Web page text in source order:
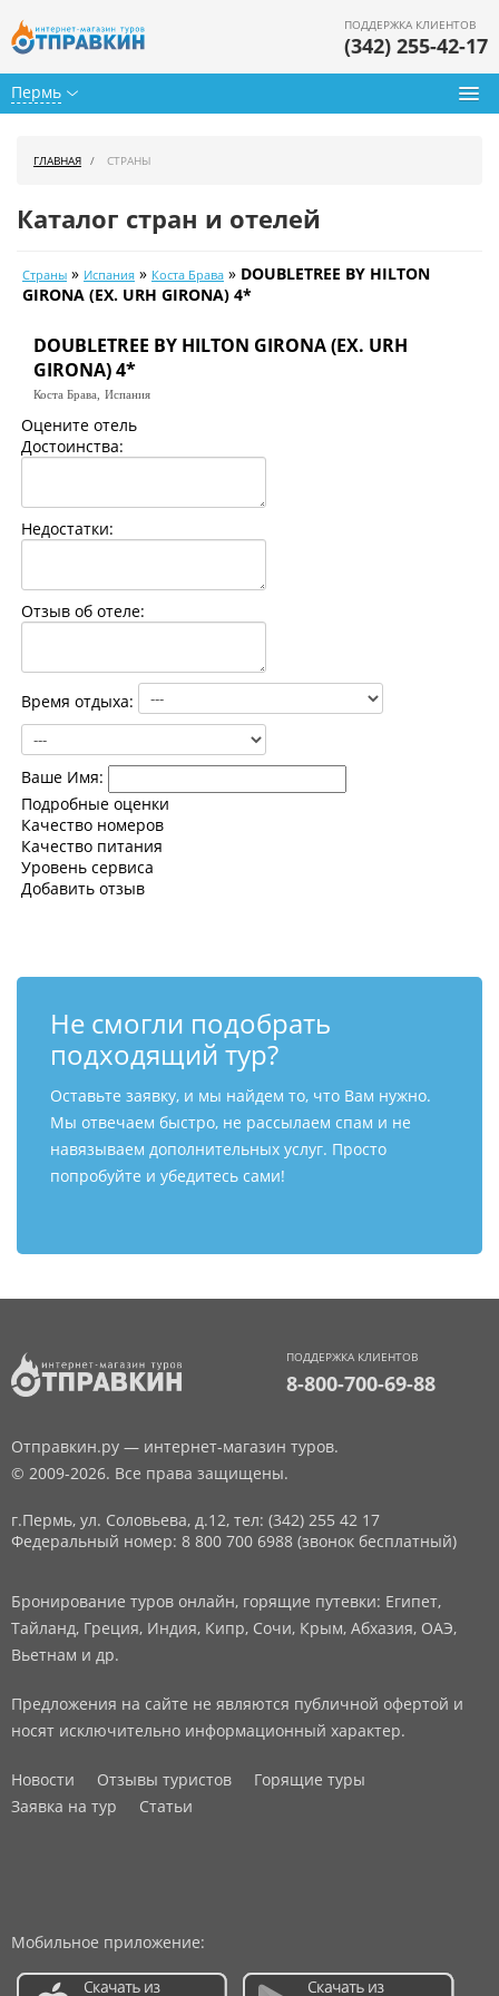
Пермь
ПОДДЕРЖКА КЛИЕНТОВ
(342) 255-42-17
Календарь туров
Страны
Как купить
Контакты
ГЛАВНАЯ СТРАНЫ
Каталог стран и отелей
Страны » Испания » Коста Брава » DOUBLETREE BY HILTON
GIRONA (EX. URH GIRONA) 4*
DOUBLETREE BY HILTON GIRONA (EX. URH
GIRONA) 4*
Коста Брава, Испания
Оцените отель
Достоинства:
Недостатки:
Отзыв об отеле:
Время отдыха:
Ваше Имя:
Подробные оценки
Качество номеров
Качество питания
Уровень сервиса
Добавить отзыв
Не смогли подобрать
подходящий тур?
Оставьте заявку, и мы найдем то, что Вам нужно.
Мы отвечаем быстро, не рассылаем спам и не
навязываем дополнительных услуг. Просто
попробуйте и убедитесь сами!
ПОДДЕРЖКА КЛИЕНТОВ
8-800-700-69-88
Отправкин.ру — интернет-магазин туров.
© 2009-2026. Все права защищены.
г.Пермь, ул. Соловьева, д.12, тел: (342) 255 42 17
Федеральный номер: 8 800 700 6988 (звонок бесплатный)
Бронирование туров онлайн, горящие путевки: Египет,
Тайланд, Греция, Индия, Кипр, Сочи, Крым, Абхазия, ОАЭ,
Вьетнам и др.
Предложения на сайте не являются публичной офертой и
носят исключительно информационный характер.
Новости Отзывы туристов
Горящие туры
Заявка на тур
Статьи
Мобильное приложение: